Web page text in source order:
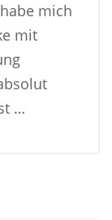
mich
mit
…